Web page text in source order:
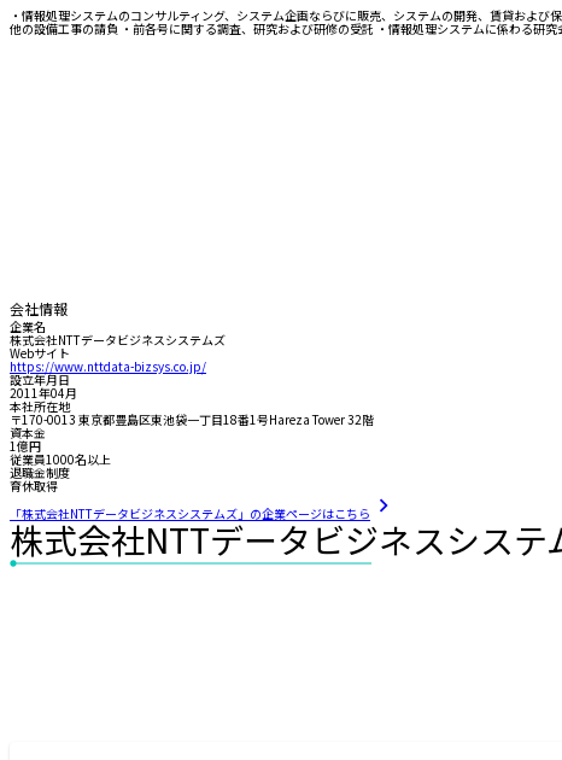
・情報処理システムのコンサルティング、システム企画ならびに販売、システムの開発、賃貸およ
他の設備工事の請負 ・前各号に関する調査、研究および研修の受託 ・情報処理システムに係わる
会社情報
企業名
株式会社NTTデータビジネスシステムズ
Webサイト
https://www.nttdata-bizsys.co.jp/
設立年月日
2011年04月
本社所在地
〒170-0013 東京都豊島区東池袋一丁目18番1号Hareza Tower 32階
資本金
1億円
従業員1000名以上
退職金制度
育休取得
「株式会社NTTデータビジネスシステムズ」の企業ページはこちら
株式会社NTTデータビジネスシス